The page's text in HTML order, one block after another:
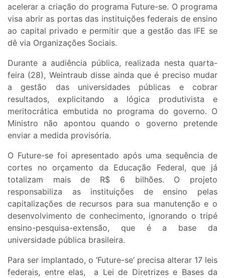
acelerar a criação do programa Future-se. O programa
visa abrir as portas das instituições federais de ensino
ao capital privado e permitir que a gestão das IFE se
dê via Organizações Sociais.
Durante a audiência pública, realizada nesta quarta-
feira (28), Weintraub disse ainda que é preciso mudar
a gestão das universidades públicas e cobrar
resultados, explicitando a lógica produtivista e
meritocrática embutida no programa do governo. O
Ministro não apontou quando o governo pretende
enviar a medida provisória.
O Future-se foi apresentado após uma sequência de
cortes no orçamento da Educação Federal, que já
totalizam mais de R$ 6 bilhões. O projeto
responsabiliza as instituições de ensino pelas
capitalizações de recursos para sua manutenção e o
desenvolvimento de conhecimento, ignorando o tripé
ensino-pesquisa-extensão, que é a base da
universidade pública brasileira.
Para ser implantado, o ‘Future-se’ precisa alterar 17 leis
federais, entre elas, a Lei de Diretrizes e Bases da